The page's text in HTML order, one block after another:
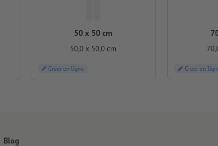
50 x 50 cm
50,0 x 50,0 cm
Créer en ligne Créer en
Blog